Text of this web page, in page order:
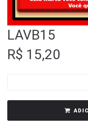
LAVB15
R$ 15,20